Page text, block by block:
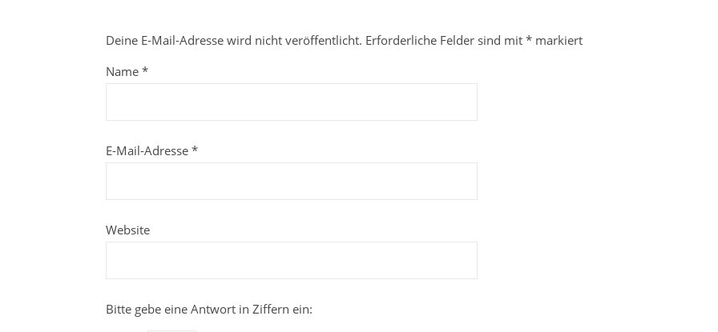
Deine E-Mail-Adresse wird nicht veröffentlicht. Erforderliche Felder sind mit * markiert
Name *
E-Mail-Adresse *
Website
Bitte gebe eine Antwort in Ziffern ein: